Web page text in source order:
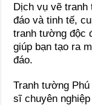
Dịch vụ vẽ tranh
đáo và tinh tế,
tranh tường độc
giúp bạn tạo ra
đáo.
Tranh tường
sĩ chuyên